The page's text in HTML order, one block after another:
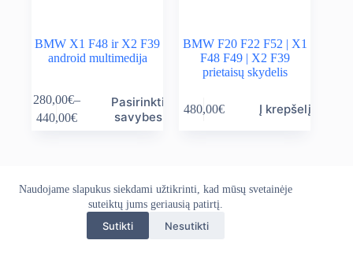
Naudojame slapukus siekdami užtikrinti, kad mūsų svetainėje
suteiktų jums geriausią patirtį.
Sutikti Nesutikti
BMW X1 F48 ir X2 F39
android multimedija
280,00€–
440,00€
Price
Pasirinkti
savybes
This
product
options
may
BMW F20 F22 F52 | X1
F48 F49 | X2 F39
prietaisų skydelis
480,00€ Į krepšelį
Apie mus Grąžinimo politika
Kontaktai
Pristatymo politika
Privatumo politika
Sąlygos ir taisyklės
Autoekranas.lt © 2026 - Visos teisės saugomos. Kopijuoti,